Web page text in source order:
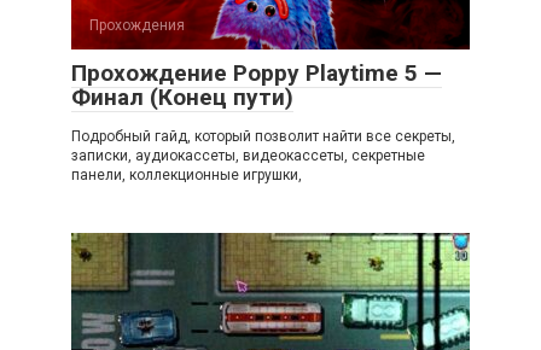
Прохождения
Прохождение Poppy Playtime 5 —
Финал (Конец пути)
Подробный гайд, который позволит найти все секреты,
записки, аудиокассеты, видеокассеты, секретные
панели, коллекционные игрушки,